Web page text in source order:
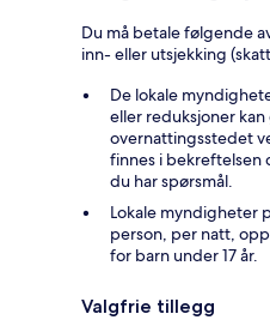
Du må betale følgende
inn- eller utsjekking
De lokale
eller reduksjoner
overnattingsstedet
finnes i bekreftelsen
du har spørsmål.
Lokale myndigheter
person, per natt,
for barn under 17 år.
Valgfrie tillegg